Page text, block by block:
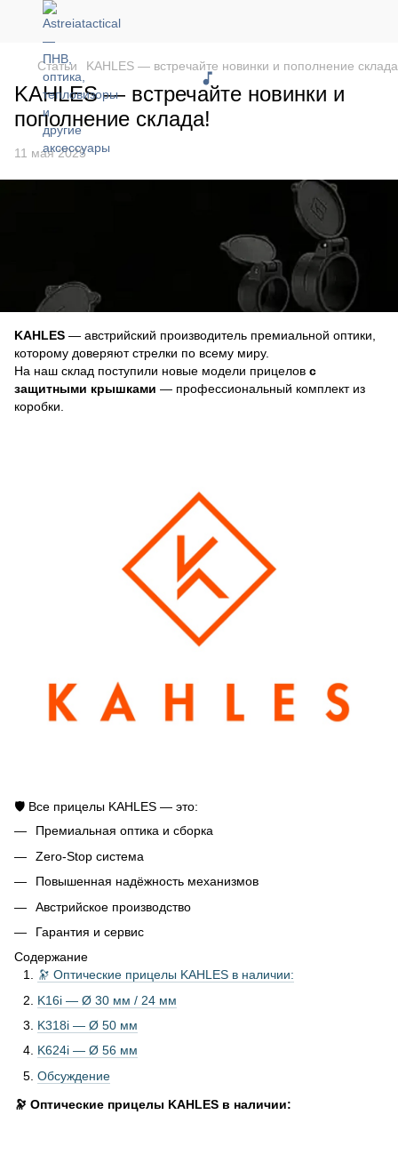
Статьи KAHLES — встречайте новинки и пополнение
KAHLES — встречайте новинки и
пополнение склада!
11 мая 2025
KAHLES — австрийский производитель премиальной оптики,
которому доверяют стрелки по всему миру.
На наш склад поступили новые модели прицелов с
защитными крышками — профессиональный комплект из
коробки.
🛡 Все прицелы KAHLES — это:
Премиальная оптика и сборка
Zero-Stop система
Повышенная надёжность механизмов
Австрийское производство
Гарантия и сервис
Содержание
🔭 Оптические прицелы KAHLES в наличии:
K16i — Ø 30 мм / 24 мм
K318i — Ø 50 мм
K624i — Ø 56 мм
Обсуждение
🔭 Оптические прицелы KAHLES в наличии: